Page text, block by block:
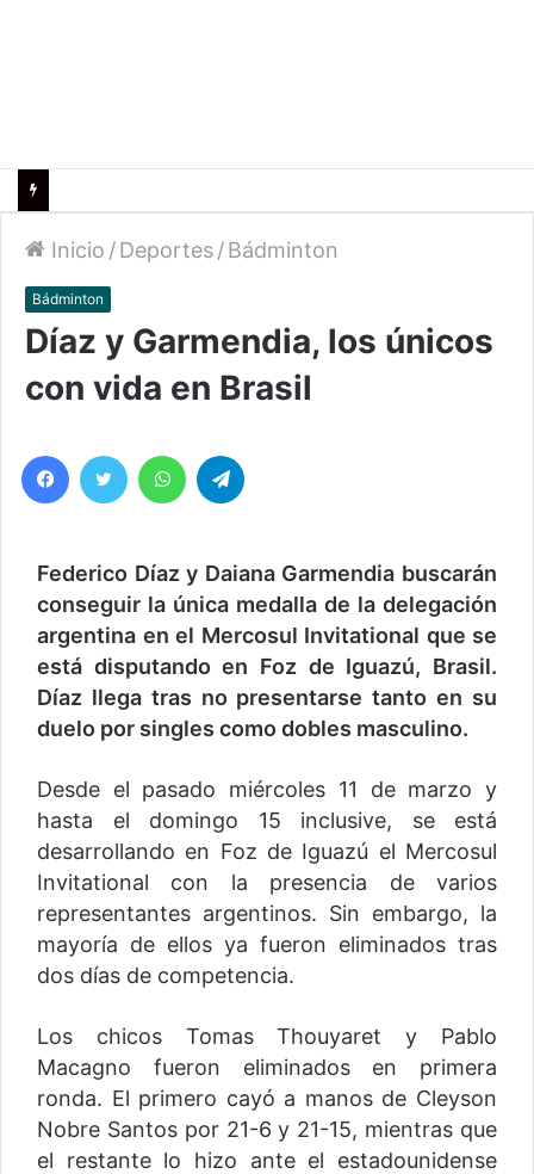
Inicio /Deportes/Bádminton
Bádminton
Díaz y Garmendia, los únicos
con vida en Brasil
Federico Díaz y Daiana Garmendia buscarán
conseguir la única medalla de la delegación
argentina en el Mercosul Invitational que se
está disputando en Foz de Iguazú, Brasil.
Díaz llega tras no presentarse tanto en su
duelo por singles como dobles masculino.
Desde el pasado miércoles 11 de marzo y
hasta el domingo 15 inclusive, se está
desarrollando en Foz de Iguazú el Mercosul
Invitational con la presencia de varios
representantes argentinos. Sin embargo, la
mayoría de ellos ya fueron eliminados tras
dos días de competencia.
Los chicos Tomas Thouyaret y Pablo
Macagno fueron eliminados en primera
ronda. El primero cayó a manos de Cleyson
Nobre Santos por 21-6 y 21-15, mientras que
el restante lo hizo ante el estadounidense